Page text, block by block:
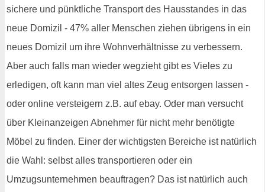
sichere und pünktliche Transport des Hausstandes in das
neue Domizil - 47% aller Menschen ziehen übrigens in ein
neues Domizil um ihre Wohnverhältnisse zu verbessern.
Aber auch falls man wieder wegzieht gibt es Vieles zu
erledigen, oft kann man viel altes Zeug entsorgen lassen -
oder online versteigern z.B. auf ebay. Oder man versucht
über Kleinanzeigen Abnehmer für nicht mehr benötigte
Möbel zu finden. Einer der wichtigsten Bereiche ist natürlich
die Wahl: selbst alles transportieren oder ein
Umzugsunternehmen beauftragen? Das ist natürlich auch